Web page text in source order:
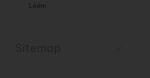
Léém